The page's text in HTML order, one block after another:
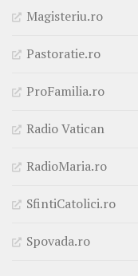
Magisteriu.ro
Pastoratie.ro
ProFamilia.ro
Radio Vatican
RadioMaria.ro
SfintiCatolici.ro
Spovada.ro